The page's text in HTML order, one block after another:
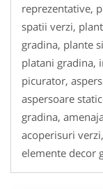
reprezentative,
spatii verzi,
gradina, plante
platani gradina,
picurator,
aspersoare
gradina,
acoperisuri
elemente decor